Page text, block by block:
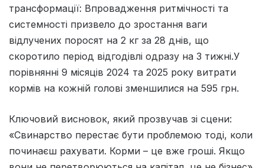
трансформації: Впровадження ритмічності та
системності призвело до зростання ваги
відлучених поросят на 2 кг за 28 днів, що
скоротило період відгодівлі одразу на 3 тижні.У
порівнянні 9 місяців 2024 та 2025 року витрати
кормів на кожній голові зменшилися на 595 грн.
Ключовий висновок, який прозвучав зі сцени:
«Свинарство перестає бути проблемою тоді, коли
починаєш рахувати. Корми – це вже гроші. Якщо